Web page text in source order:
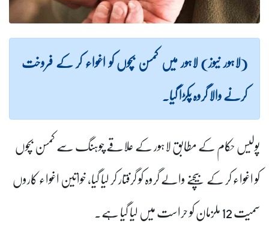
(لاہور نیوز) لاہور میں کمسن بچوں کو اغواء کر کے فروخت
کرنے والا گروہ پکڑا گیا۔
پولیس حکام کے مطابق لاہور کے علاقے چوہنگ سے کمسن بچوں
کو اغواء کر کے بیچنے والے گروہ کو گرفتار کر لیا گیا، خواتین اغواء کاروں
سمیت 12 ملزمان کو حراست میں لیا گیا ہے۔